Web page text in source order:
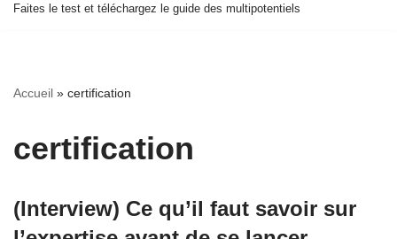
Faites le test et téléchargez le guide des multipotentiels
Accueil » certification
certification
(Interview) Ce qu’il faut savoir sur